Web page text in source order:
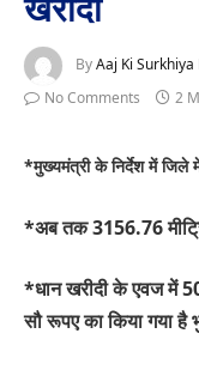
ByAaj Ki Surkhiya
No Comments
2
*मुख्यमंत्री के निर्देश में जिले
*अब तक 3156.76
*धान खरीदी के एवज में
सौ रूपए का किया गया है